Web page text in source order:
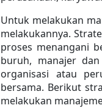
Untuk melakukan
melakukannya.
proses menangani
buruh, manajer
organisasi atau
bersama. Berikut
melakukan